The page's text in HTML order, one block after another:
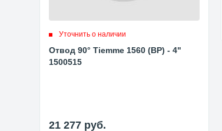
Уточнить о наличии
Отвод 90° Tiemme 1560 (ВР) - 4"
1500515
21 277 руб.